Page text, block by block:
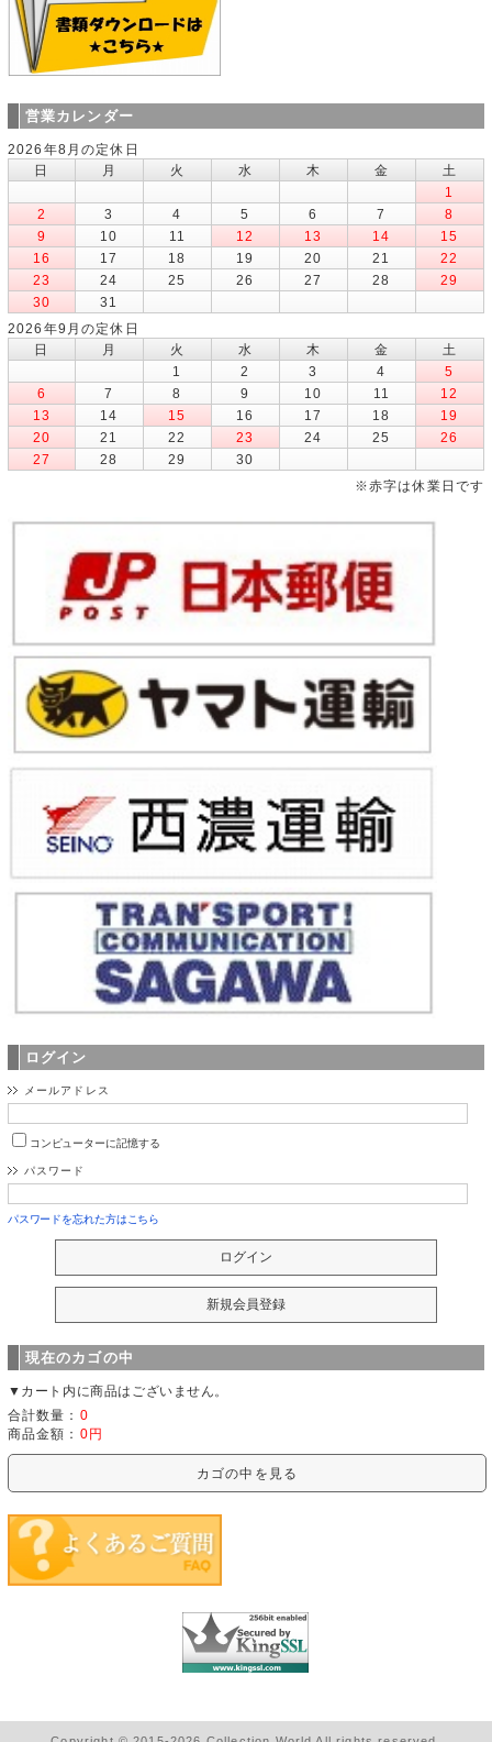
営業カレンダー
2026年8月の定休日
日
月 火 水 木 金
土
1
2
3 4 5 6 7
8
9
10 11 12 13 14
15
16
17 18 19 20 21
22
23
24 25 26 27 28
29
30
31
2026年9月の定休日
日
月 火 水 木 金
土
1
2 3 4
5
6
7 8 9 10 11
12
13
14 15 16 17 18
19
20
21 22 23 24 25
26
27
28 29
30
※赤字は休業日です
ログイン
メールアドレス
コンピューターに記憶する
パスワード
パスワードを忘れた方はこちら
現在のカゴの中
▼カート内に商品はございません。
合計数量： 0
商品金額： 0円
カゴの中を見る